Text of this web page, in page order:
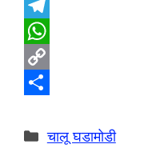
T
e
g
W
h
t
C
p
h
Categories
चालू घडामोडी